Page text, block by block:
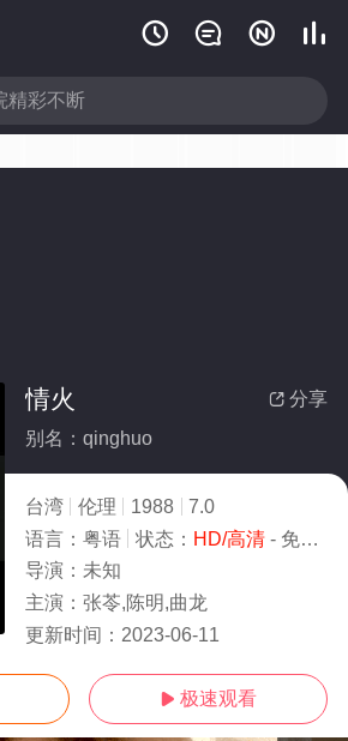
   
 分享
情火
别名：qinghuo
台湾 伦理 1988
7.0
语言： 粤语 状态： HD/高清- 免费在线观看
导演： 未知
主演： 张苓,陈明,曲龙
更新时间： 2023-06-11
 极速观看